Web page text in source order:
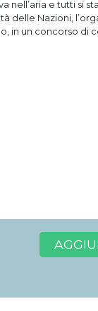
nell’aria e tutti si
delle Nazioni,
in un concorso di